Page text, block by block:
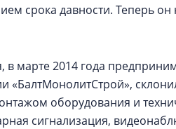
срока давности. Теперь
в марте 2014 года
«БалтМонолитСтрой»,
оборудования и
сигнализация,